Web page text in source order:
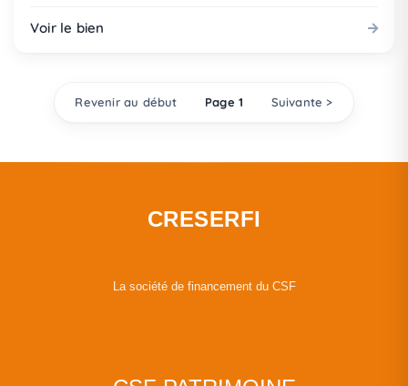
Voir le bien
Revenir au début Page 1 Suivante >
CRESERFI
La société de financement du CSF